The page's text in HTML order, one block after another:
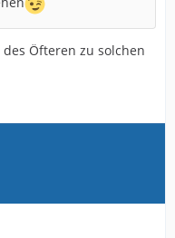
Öfteren zu solchen